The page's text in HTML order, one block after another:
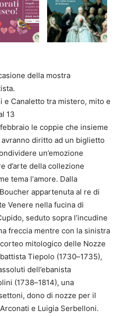
della mostra
.
e Canaletto tra mistero, mito e
13
le coppie che insieme
avranno diritto ad un biglietto
un’emozione
d’arte della collezione
tema l’amore. Dalla
appartenuta al re di
Venere nella fucina di
seduto sopra l’incudine
freccia mentre con la sinistra
corteo mitologico delle Nozze
Tiepolo (1730–1735),
dell’ebanista
(1738–1814), una
dono di nozze per il
e Luigia Serbelloni.